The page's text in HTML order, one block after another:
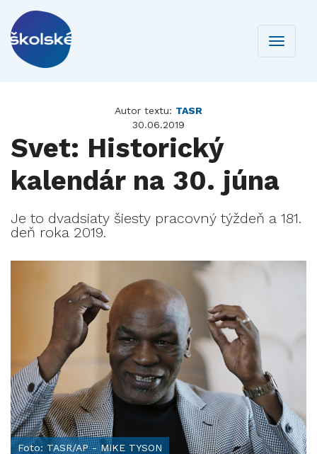
Toggle
Autor textu: TASR
30.06.2019
Svet: Historický
kalendár na 30. júna
Je to dvadsiaty šiesty pracovný týždeň a 181.
deň roka 2019.
Foto: TASR/AP - MIKE TYSON